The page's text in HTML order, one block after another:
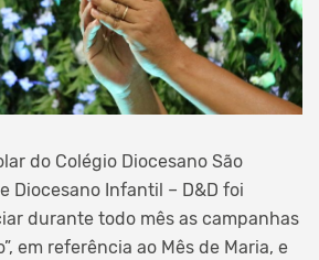
do Colégio Diocesano São
Diocesano Infantil – D&D foi
durante todo mês as campanhas
em referência ao Mês de Maria, e